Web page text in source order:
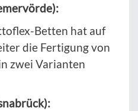
Betten hat auf
die Fertigung von
zwei Varianten